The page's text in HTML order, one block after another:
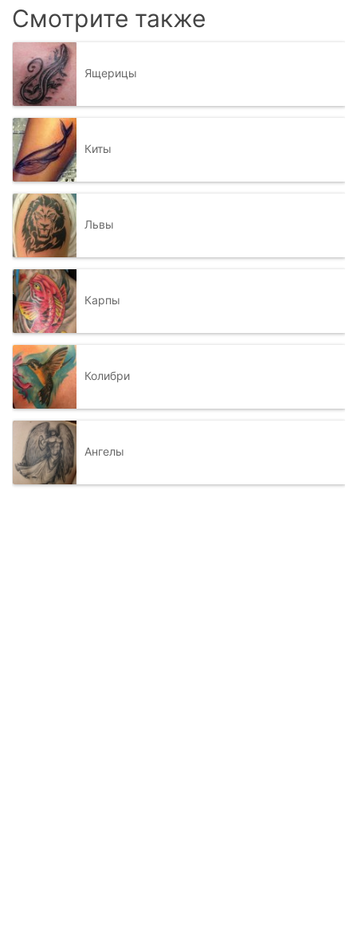
Смотрите также
Ящерицы
Киты
Львы
Карпы
Колибри
Ангелы